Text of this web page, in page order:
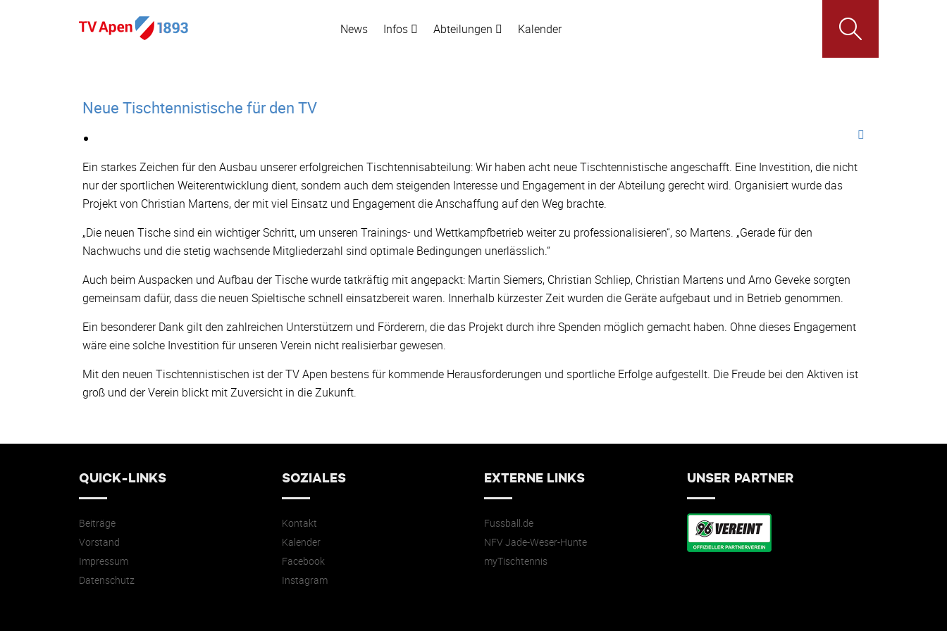
News Infos Abteilungen Kalender
Neue Tischtennistische für den TV
Ein starkes Zeichen für den Ausbau unserer erfolgreichen Tischtennisabteilung: Wir haben acht neue Tischtennistische angeschafft. Eine Investition, die nicht
nur der sportlichen Weiterentwicklung dient, sondern auch dem steigenden Interesse und Engagement in der Abteilung gerecht wird. Organisiert wurde das
Projekt von Christian Martens, der mit viel Einsatz und Engagement die Anschaffung auf den Weg brachte.
„Die neuen Tische sind ein wichtiger Schritt, um unseren Trainings- und Wettkampfbetrieb weiter zu professionalisieren“, so Martens. „Gerade für den
Nachwuchs und die stetig wachsende Mitgliederzahl sind optimale Bedingungen unerlässlich.“
Auch beim Auspacken und Aufbau der Tische wurde tatkräftig mit angepackt: Martin Siemers, Christian Schliep, Christian Martens und Arno Geveke sorgten
gemeinsam dafür, dass die neuen Spieltische schnell einsatzbereit waren. Innerhalb kürzester Zeit wurden die Geräte aufgebaut und in Betrieb genommen.
Ein besonderer Dank gilt den zahlreichen Unterstützern und Förderern, die das Projekt durch ihre Spenden möglich gemacht haben. Ohne dieses Engagement
wäre eine solche Investition für unseren Verein nicht realisierbar gewesen.
Mit den neuen Tischtennistischen ist der TV Apen bestens für kommende Herausforderungen und sportliche Erfolge aufgestellt. Die Freude bei den Aktiven ist
groß und der Verein blickt mit Zuversicht in die Zukunft.
QUICK-LINKS
Beiträge
Vorstand
Impressum
Datenschutz
SOZIALES
Kontakt
Kalender
Facebook
Instagram
EXTERNE LINKS
Fussball.de
NFV Jade-Weser-Hunte
myTischtennis
UNSER PARTNER